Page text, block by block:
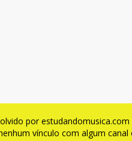
por
vínculo com algum